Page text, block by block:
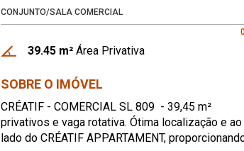
CONJUNTO/SALA COMERCIAL
39.45 m² Área Privativa
SOBRE O IMÓVEL
CRÉATIF - COMERCIAL SL 809 - 39,45 m²
privativos e vaga rotativa. Ótima localização e ao
lado do CRÉATIF APPARTAMENT,